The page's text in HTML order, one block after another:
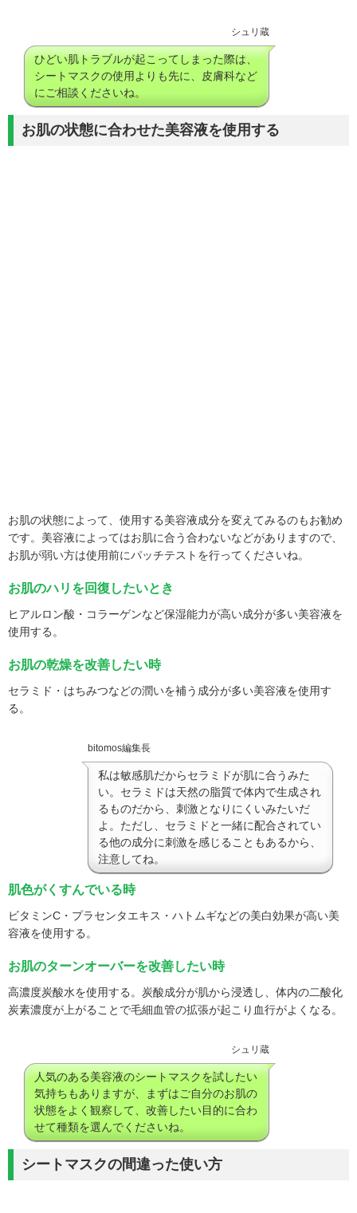
シュリ蔵
ひどい肌トラブルが起こってしまった際は、
シートマスクの使用よりも先に、皮膚科など
にご相談くださいね。
お肌の状態に合わせた美容液を使用する
お肌の状態によって、使用する美容液成分を変えてみるのもお勧め
です。美容液によってはお肌に合う合わないなどがありますので、
お肌が弱い方は使用前にパッチテストを行ってくださいね。
お肌のハリを回復したいとき
ヒアルロン酸・コラーゲンなど保湿能力が高い成分が多い美容液を
使用する。
お肌の乾燥を改善したい時
セラミド・はちみつなどの潤いを補う成分が多い美容液を使用す
る。
bitomos編集長
私は敏感肌だからセラミドが肌に合うみた
い。セラミドは天然の脂質で体内で生成され
るものだから、刺激となりにくいみたいだ
よ。ただし、セラミドと一緒に配合されてい
る他の成分に刺激を感じることもあるから、
注意してね。
肌色がくすんでいる時
ビタミンC・プラセンタエキス・ハトムギなどの美白効果が高い美
容液を使用する。
お肌のターンオーバーを改善したい時
高濃度炭酸水を使用する。炭酸成分が肌から浸透し、体内の二酸化
炭素濃度が上がることで毛細血管の拡張が起こり血行がよくなる。
シュリ蔵
人気のある美容液のシートマスクを試したい
気持ちもありますが、まずはご自分のお肌の
状態をよく観察して、改善したい目的に合わ
せて種類を選んでくださいね。
シートマスクの間違った使い方